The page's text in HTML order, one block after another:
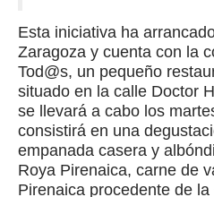
Esta iniciativa ha
Zaragoza y cuenta con la
Tod@s, un pequeño
situado en la calle Doctor
se llevará a cabo los
consistirá en una
empanada casera y
Roya Pirenaica, carne de
Pirenaica procedente de